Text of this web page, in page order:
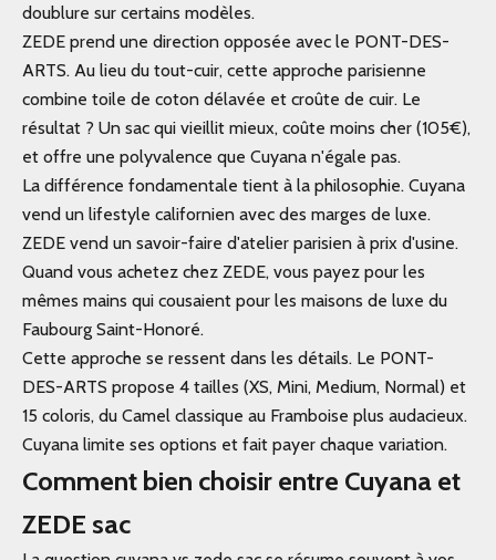
doublure sur certains modèles.
ZEDE prend une direction opposée avec le PONT-DES-
ARTS. Au lieu du tout-cuir, cette approche parisienne
combine toile de coton délavée et croûte de cuir. Le
résultat ? Un sac qui vieillit mieux, coûte moins cher (105€),
et offre une polyvalence que Cuyana n'égale pas.
La différence fondamentale tient à la philosophie. Cuyana
vend un lifestyle californien avec des marges de luxe.
ZEDE vend un savoir-faire d'atelier parisien à prix d'usine.
Quand vous achetez chez ZEDE, vous payez pour les
mêmes mains qui cousaient pour les maisons de luxe du
Faubourg Saint-Honoré.
Cette approche se ressent dans les détails. Le PONT-
DES-ARTS propose 4 tailles (XS, Mini, Medium, Normal) et
15 coloris, du Camel classique au Framboise plus audacieux.
Cuyana limite ses options et fait payer chaque variation.
Comment bien choisir entre Cuyana et
ZEDE sac